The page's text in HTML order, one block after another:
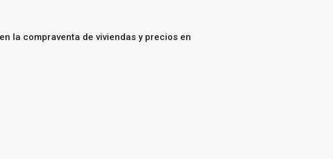
la compraventa de viviendas y precios en